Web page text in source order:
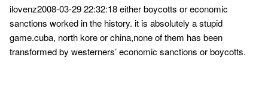
ilovenz2008-03-29 22:32:18 either boycotts or economic
sanctions worked in the history. it is absolutely a stupid
game.cuba, north kore or china,none of them has been
transformed by westerners’ economic sanctions or boycotts.